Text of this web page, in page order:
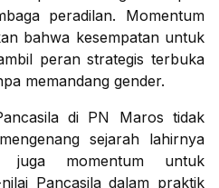
peradilan. Momentum
bahwa kesempatan untuk
peran strategis terbuka
memandang gender.
di PN Maros tidak
sejarah lahirnya
juga momentum untuk
Pancasila dalam praktik